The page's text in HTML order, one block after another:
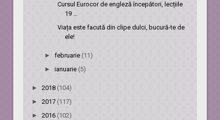
Cursul Eurocor de engleză începători, lecțiile
19 ...
Viața este facută din clipe dulci, bucură-te de
ele!
► februarie (11)
► ianuarie (5)
►2018(104)
►2017 (117)
►2016 (102)